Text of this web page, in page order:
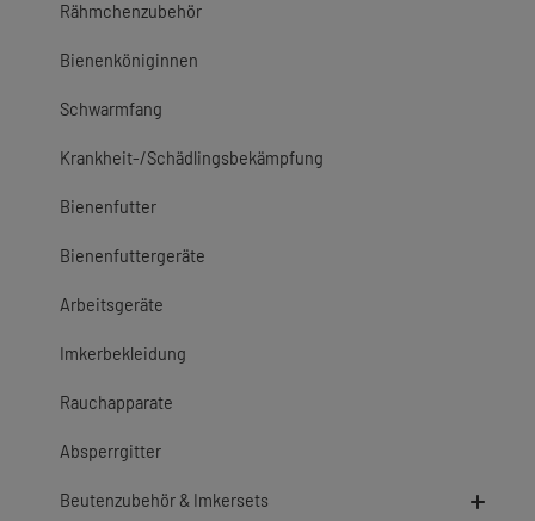
Rähmchenzubehör
Bienenköniginnen
Schwarmfang
Krankheit-/Schädlingsbekämpfung
Bienenfutter
Bienenfuttergeräte
Arbeitsgeräte
Imkerbekleidung
Rauchapparate
Absperrgitter
Beutenzubehör & Imkersets